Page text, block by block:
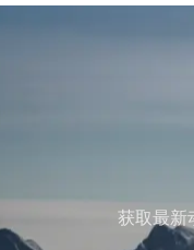
获取最新